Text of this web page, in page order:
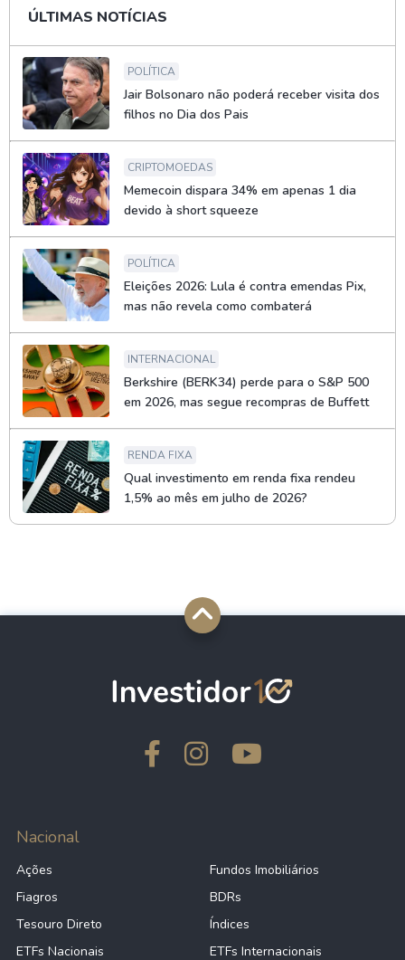
ÚLTIMAS NOTÍCIAS
POLÍTICA
Jair Bolsonaro não poderá receber visita dos
filhos no Dia dos Pais
CRIPTOMOEDAS
Memecoin dispara 34% em apenas 1 dia
devido à short squeeze
POLÍTICA
Eleições 2026: Lula é contra emendas Pix,
mas não revela como combaterá
INTERNACIONAL
Berkshire (BERK34) perde para o S&P 500
em 2026, mas segue recompras de Buffett
RENDA FIXA
Qual investimento em renda fixa rendeu
1,5% ao mês em julho de 2026?
Nacional
Ações
Fundos Imobiliários
Fiagros
BDRs
Tesouro Direto
Índices
ETFs Nacionais
ETFs Internacionais